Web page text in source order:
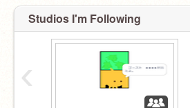
Studios I'm Following
‹